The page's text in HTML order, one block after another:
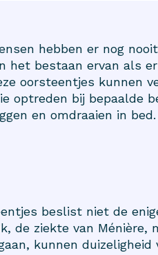
hebben er nog
het bestaan ervan als
oorsteentjes kunnen
optreden bij bepaalde
en omdraaien in bed.
beslist niet de
de ziekte van Ménière,
kunnen duizeligheid